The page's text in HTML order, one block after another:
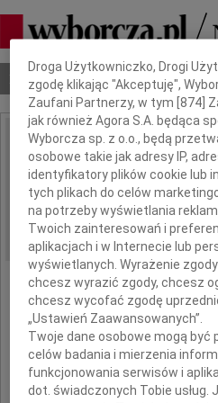
Nekrologi Odeszli Poradnik
IMIĘ I NAZWISKO: Jerzy
REGION: Warszawa
DATA EMISJI: 25.03.2026
Dbamy o Twoją prywatność
Droga Użytkowniczko, Drogi
zgodę klikając "Akceptuję",
Zaufani Partnerzy, w tym [874 ]
jak również Agora S.A. będąca
Wyborcza sp. z o.o., będą
osobowe takie jak adresy IP,
identyfikatory plików cookie lub
tych plikach do celów
na potrzeby wyświetlania
Twoich zainteresowań i
aplikacjach i w Internecie lub
wyświetlanych. Wyrażenie
chcesz wyrazić zgody, chcesz
chcesz wycofać zgodę
„Ustawień Zaawansowanych”.
Twoje dane osobowe mogą być
celów badania i mierzenia
funkcjonowania serwisów i
dot. świadczonych Tobie usług.